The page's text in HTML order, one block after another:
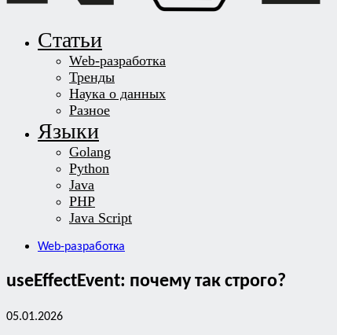
Статьи
Web-разработка
Тренды
Наука о данных
Разное
Языки
Golang
Python
Java
PHP
Java Script
Web-разработка
useEffectEvent: почему так строго?
05.01.2026